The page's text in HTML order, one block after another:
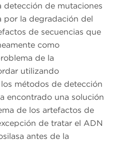
detección de mutaciones
por la degradación del
de secuencias que
como
de la
utilizando
métodos de detección
encontrado una solución
de los artefactos de
de tratar el ADN
antes de la